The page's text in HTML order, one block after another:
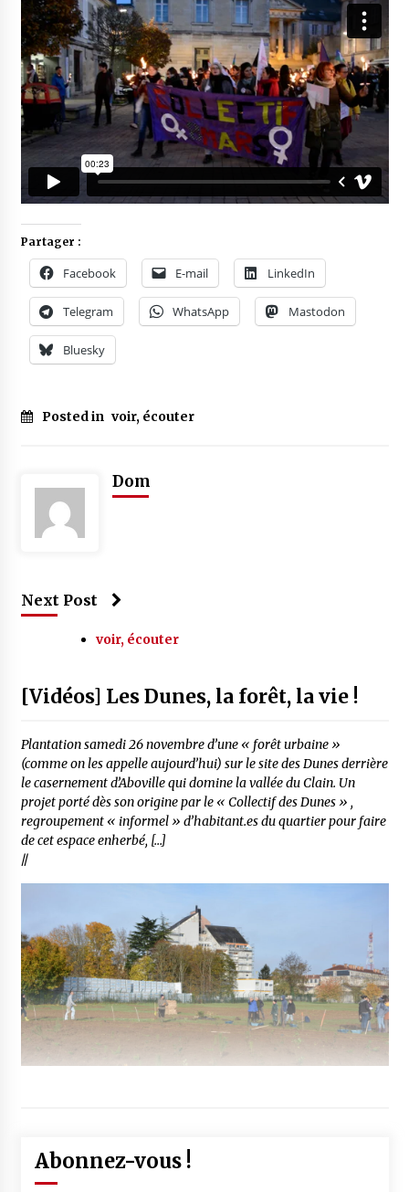
Partager :
Facebook E-mail LinkedIn
Telegram WhatsApp Mastodon
Bluesky
Posted in voir, écouter
Dom
Next Post
voir, écouter
[Vidéos] Les Dunes, la forêt, la vie !
Plantation samedi 26 novembre d’une « forêt urbaine »
(comme on les appelle aujourd’hui) sur le site des Dunes derrière
le casernement d’Aboville qui domine la vallée du Clain. Un
projet porté dès son origine par le « Collectif des Dunes » ,
regroupement « informel » d’habitant.es du quartier pour faire
de cet espace enherbé, […]
//
Abonnez-vous !